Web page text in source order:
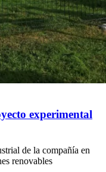
experimental
de la compañía en
renovables